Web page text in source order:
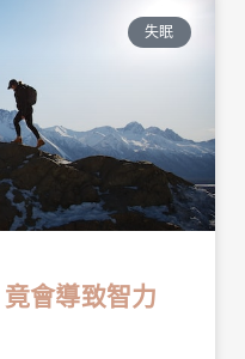
失眠
會導致智力